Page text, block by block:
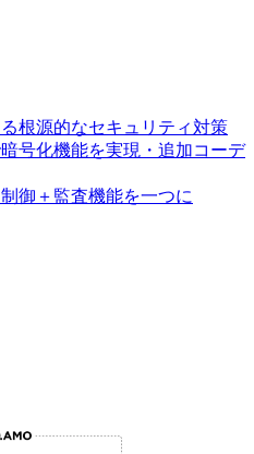
根源的なセキュリティ対策
号化機能を実現・追加コーデ
御＋監査機能を一つに